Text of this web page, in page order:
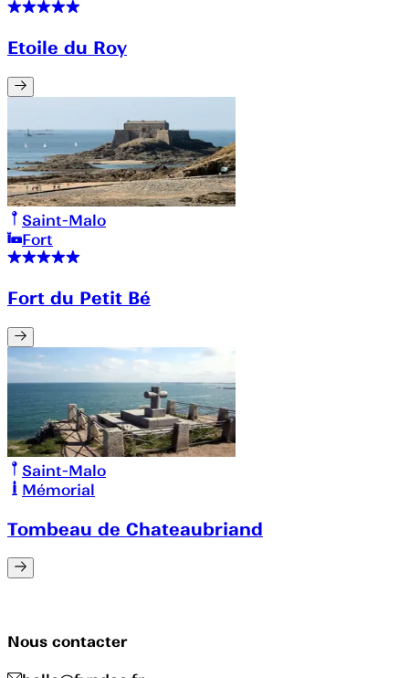
Etoile du Roy
Saint-Malo
Fort
Fort du Petit Bé
Saint-Malo
Mémorial
Tombeau de Chateaubriand
Nous contacter